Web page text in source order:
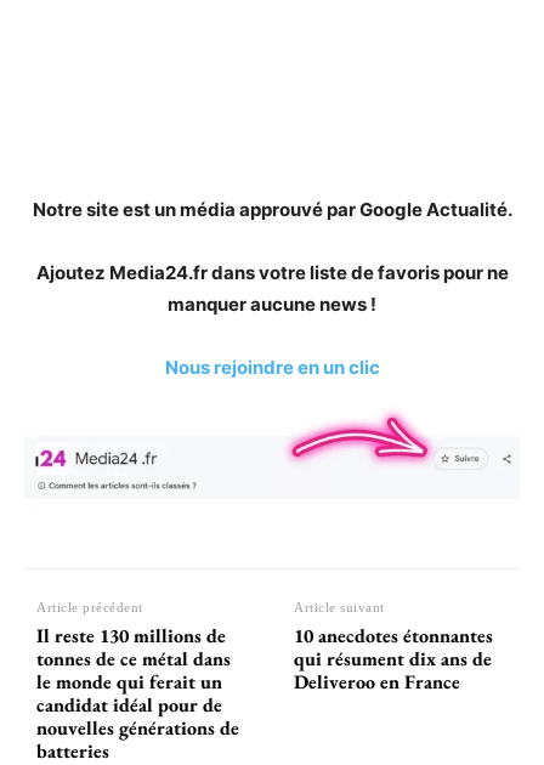
Notre site est un média approuvé par Google Actualité.
Ajoutez Media24.fr dans votre liste de favoris pour ne
manquer aucune news !
Nous rejoindre en un clic
Article précédent
Il reste 130 millions de
tonnes de ce métal dans
le monde qui ferait un
candidat idéal pour de
nouvelles générations de
batteries
Article suivant
10 anecdotes étonnantes
qui résument dix ans de
Deliveroo en France